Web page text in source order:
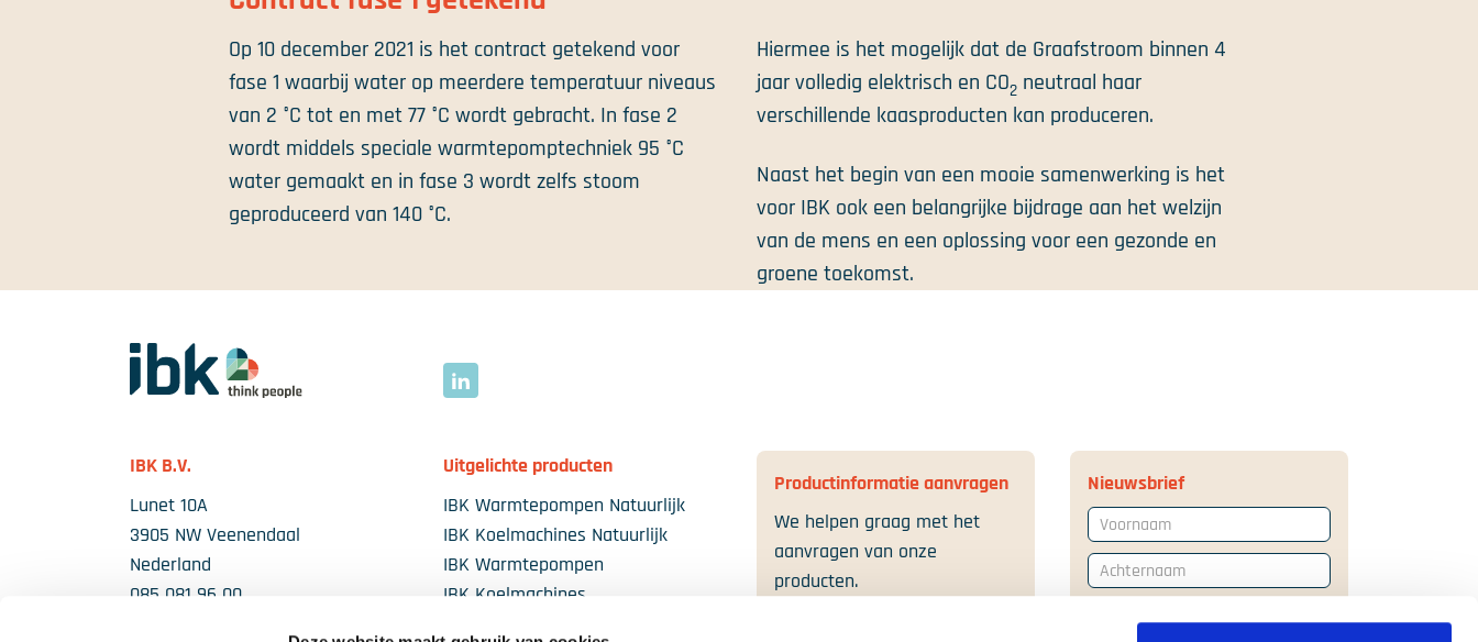
Op 10 december 2021 is het contract getekend voor
fase 1 waarbij water op meerdere temperatuur niveaus
van 2 °C tot en met 77 °C wordt gebracht. In fase 2
wordt middels speciale warmtepomptechniek 95 °C
water gemaakt en in fase 3 wordt zelfs stoom
geproduceerd van 140 °C.
Hiermee is het mogelijk dat de Graafstroom binnen 4
jaar volledig elektrisch en CO2 neutraal haar
verschillende kaasproducten kan produceren.
Naast het begin van een mooie samenwerking is het
voor IBK ook een belangrijke bijdrage aan het welzijn
van de mens en een oplossing voor een gezonde en
groene toekomst.
Ga naar homepage
LinkedIn
IBK B.V.
Lunet 10A
3905 NW Veenendaal
Nederland
085 081 96 00
Uitgelichte producten
IBK Warmtepompen Natuurlijk
IBK Koelmachines Natuurlijk
IBK Warmtepompen
IBK Koelmachines
Productinformatie aanvragen
We helpen graag met het
aanvragen van onze
producten.
Nieuwsbrief
Voornaam
Achternaam